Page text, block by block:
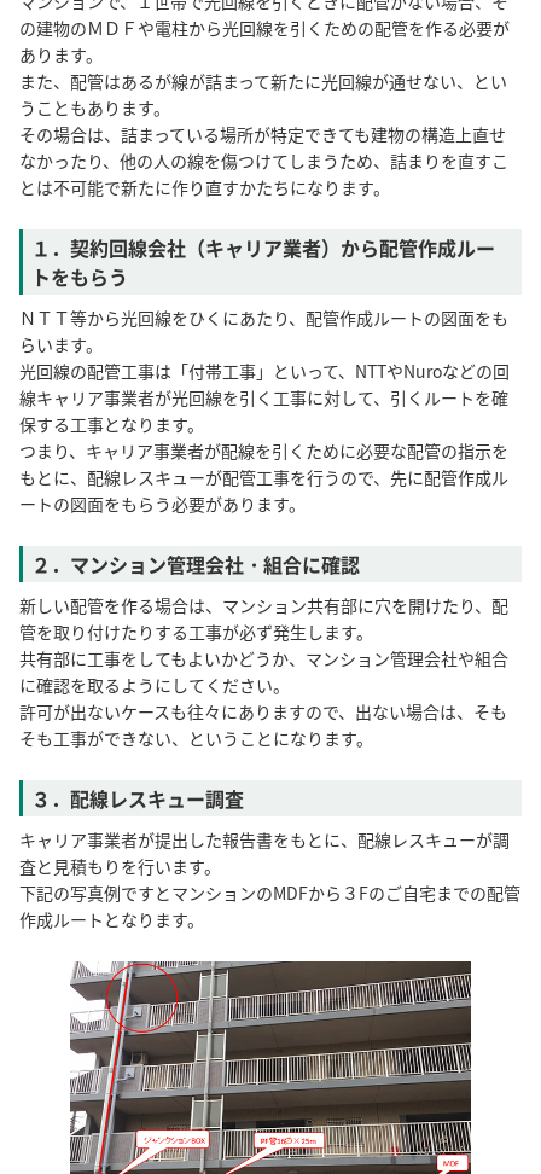
の建物のＭＤＦや電柱から光回線を引くための配管を作る必要が
あります。
また、配管はあるが線が詰まって新たに光回線が通せない、とい
うこともあります。
その場合は、詰まっている場所が特定できても建物の構造上直せ
なかったり、他の人の線を傷つけてしまうため、詰まりを直すこ
とは不可能で新たに作り直すかたちになります。
１．契約回線会社（キャリア業者）から配管作成ルー
トをもらう
ＮＴＴ等から光回線をひくにあたり、配管作成ルートの図面をも
らいます。
光回線の配管工事は「付帯工事」といって、NTTやNuroなどの回
線キャリア事業者が光回線を引く工事に対して、引くルートを確
保する工事となります。
つまり、キャリア事業者が配線を引くために必要な配管の指示を
もとに、配線レスキューが配管工事を行うので、先に配管作成ル
ートの図面をもらう必要があります。
２．マンション管理会社・組合に確認
新しい配管を作る場合は、マンション共有部に穴を開けたり、配
管を取り付けたりする工事が必ず発生します。
共有部に工事をしてもよいかどうか、マンション管理会社や組合
に確認を取るようにしてください。
許可が出ないケースも往々にありますので、出ない場合は、そも
そも工事ができない、ということになります。
３．配線レスキュー調査
キャリア事業者が提出した報告書をもとに、配線レスキューが調
査と見積もりを行います。
下記の写真例ですとマンションのMDFから３Fのご自宅までの配管
作成ルートとなります。